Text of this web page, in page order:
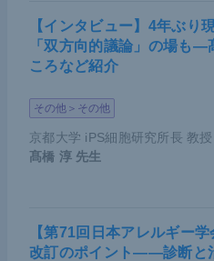
【インタビュー】4年ぶり
「双方向的議論」の場も
ころなど紹介
その他＞その他
京都大学 iPS細胞研究所長 教授
髙橋 淳 先生
【第71回日本アレルギー
改訂のポイント――診断と